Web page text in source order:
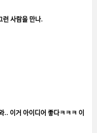
사람을 만나.
이거 아이디어 좋다ㅋㅋㅋ 이